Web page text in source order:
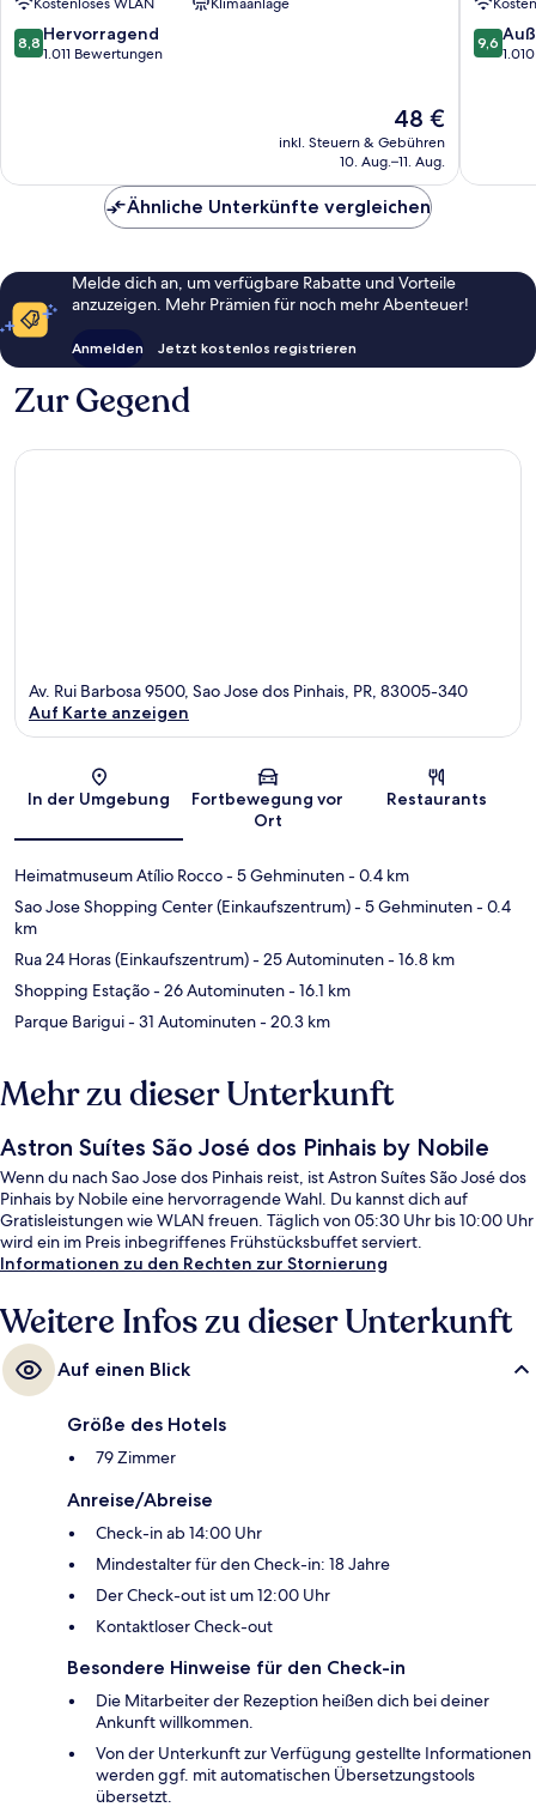
Águas
Belas
8.8
von
8,8 Hervorragend
1.011 Bewertungen
Der
Preis
beträgt
48 €
inkl. Steuern & Gebühren
10. Aug.–11. Aug.
Curitiba
Águas
9.6
von
9,6
Ähnliche Unterkünfte vergleichen
Melde dich an, um verfügbare Rabatte und Vorteile
anzuzeigen. Mehr Prämien für noch mehr Abenteuer!
Anmelden Jetzt kostenlos registrieren
Zur Gegend
Karte
Av. Rui Barbosa 9500, Sao Jose dos Pinhais, PR, 83005-340
Auf Karte anzeigen
In der Umgebung
Fortbewegung vor
Ort
Restaurants
Heimatmuseum Atílio Rocco- 5 Gehminuten- 0.4 km
Sao Jose Shopping Center (Einkaufszentrum)- 5 Gehminuten- 0.4
km
Rua 24 Horas (Einkaufszentrum)- 25 Autominuten- 16.8 km
Shopping Estação- 26 Autominuten- 16.1 km
Parque Barigui- 31 Autominuten- 20.3 km
Mehr zu dieser Unterkunft
Astron Suítes São José dos Pinhais by Nobile
Wenn du nach Sao Jose dos Pinhais reist, ist Astron Suítes São José dos
Pinhais by Nobile eine hervorragende Wahl. Du kannst dich auf
Gratisleistungen wie WLAN freuen. Täglich von 05:30 Uhr bis 10:00 Uhr
wird ein im Preis inbegriffenes Frühstücksbuffet serviert.
Informationen zu den Rechten zur Stornierung
Weitere Infos zu dieser Unterkunft
Auf einen Blick
Größe des Hotels
79 Zimmer
Anreise/Abreise
Check-in ab 14:00 Uhr
Mindestalter für den Check-in: 18 Jahre
Der Check-out ist um 12:00 Uhr
Kontaktloser Check-out
Besondere Hinweise für den Check-in
Die Mitarbeiter der Rezeption heißen dich bei deiner
Ankunft willkommen.
Von der Unterkunft zur Verfügung gestellte Informationen
werden ggf. mit automatischen Übersetzungstools
übersetzt.